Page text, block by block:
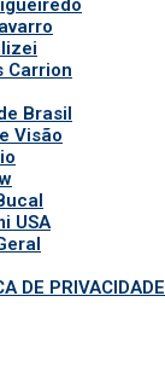
Carrion
Brasil
Visão
USA
DE PRIVACIDADE